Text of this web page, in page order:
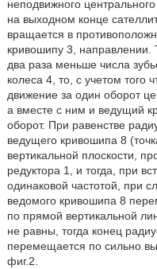
неподвижного
на выходном конце
вращается в
кривошипу 3, направлении.
два раза меньше числа
колеса 4, то, с учетом того
движение за один оборот
а вместе с ним и ведущий
оборот. При равенстве
ведущего кривошипа 8
вертикальной плоскости,
редуктора 1, и тогда, при
одинаковой частотой, при
ведомого кривошипа 8
по прямой вертикальной
не равны, тогда конец
перемещается по сильно
фиг.2.